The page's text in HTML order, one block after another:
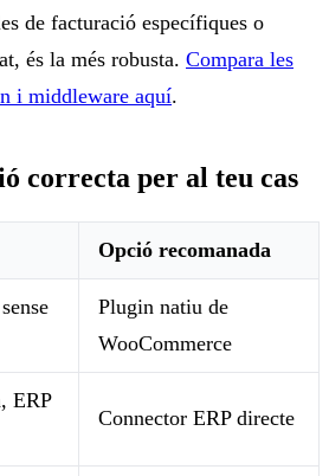
de facturació específiques o
és la més robusta. Compara les
i middleware aquí.
correcta per al teu cas
Opció recomanada
Plugin natiu de
WooCommerce
ERP
Connector ERP directe